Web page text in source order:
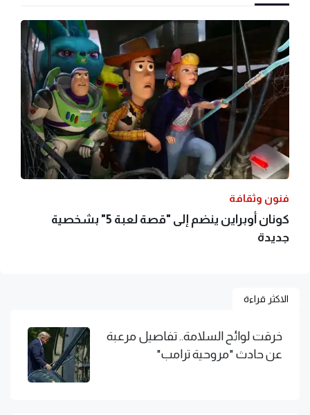
فنون وثقافة
كونان أوبراين ينضم إلى "قصة لعبة 5" بشخصية
جديدة
الاكثر قراءة
خرقت لوائح السلامة.. تفاصيل مرعبة
عن حادث "مروحية ترامب"